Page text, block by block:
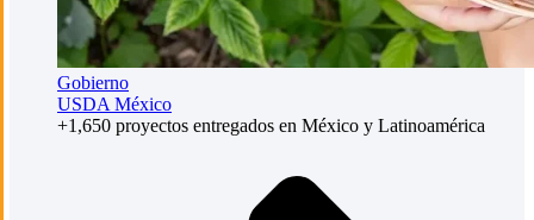
Gobierno
USDA México
+1,650 proyectos entregados en México y Latinoamérica